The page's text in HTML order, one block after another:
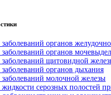
виды
органов
органов
щитовидной
органов дыхания
молочной железы
серозных полостей